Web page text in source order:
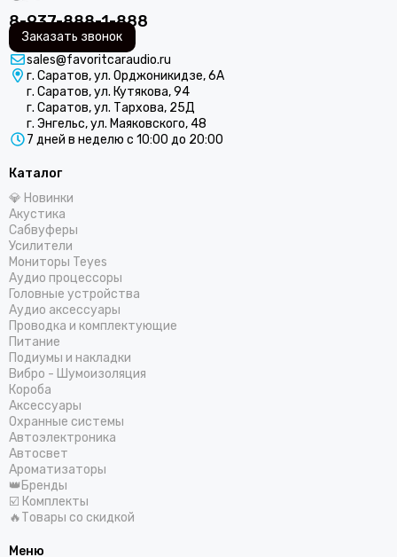
Best Balance
Braim
Blam
BRAX
Cadence
Calcell
COLT
ComfortMat
Challenger
СтартВольт
DEGO
DD Audio
DAXX
Dunobil
D/S/D
ESB Audio
EDGE
ESX
E.O.S.
FSD Audio
Focal
Five
GAS
Helix
8-937-888-1-888
Заказать звонок
sales@favoritcaraudio.ru
г. Саратов, ул. Орджоникидзе, 6А
г. Саратов, ул. Кутякова, 94
г. Саратов, ул. Тархова, 25Д
г. Энгельс, ул. Маяковского, 48
7 дней в неделю с 10:00 до 20:00
Каталог
💎 Новинки
Акустика
Сабвуферы
Усилители
Мониторы Teyes
Аудио процессоры
Головные устройства
Аудио аксессуары
Проводка и комплектующие
Питание
Подиумы и накладки
Вибро - Шумоизоляция
Короба
Аксессуары
Охранные системы
Автоэлектроника
Автосвет
Ароматизаторы
👑Бренды
☑️ Комплекты
🔥Товары со скидкой
Меню